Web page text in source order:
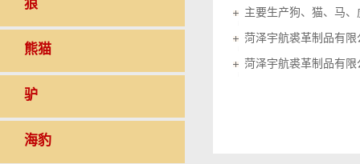
狼
熊猫
驴
海豹
菏泽宇航裘革制品有限
菏泽宇航裘革制品有限